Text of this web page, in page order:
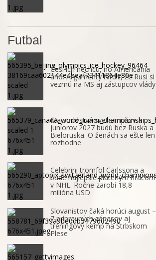
Futbal
Česi ich nechcú, no Američania
áno. Argumenty tvrdili, že Rusi si
vezmú na MS aj zástupcov vlády
Majstrovstvá sveta mužov a
juniorov 2027 budú bez Ruska a
Bieloruska. O ženách sa ešte len
rozhodne
Celebrini tromfol Carlssona a
bude najlepšie plateným hráčom
v NHL. Ročne zarobí 18,8
milióna USD
Slovanistov čaká horúci august –
7 prípravných zápasov aj
tréningový kemp na Štrbskom
Plese